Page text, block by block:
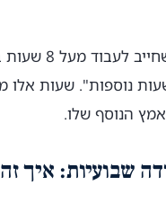
לדוגמה,
כ"שעות נוספות".
הנוסף שלו.
שבועיות: איך